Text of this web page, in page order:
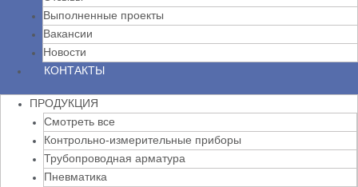
Выполненные проекты
Вакансии
Новости
КОНТАКТЫ
ПРОДУКЦИЯ
Смотреть все
Контрольно-измерительные приборы
Трубопроводная арматура
Пневматика